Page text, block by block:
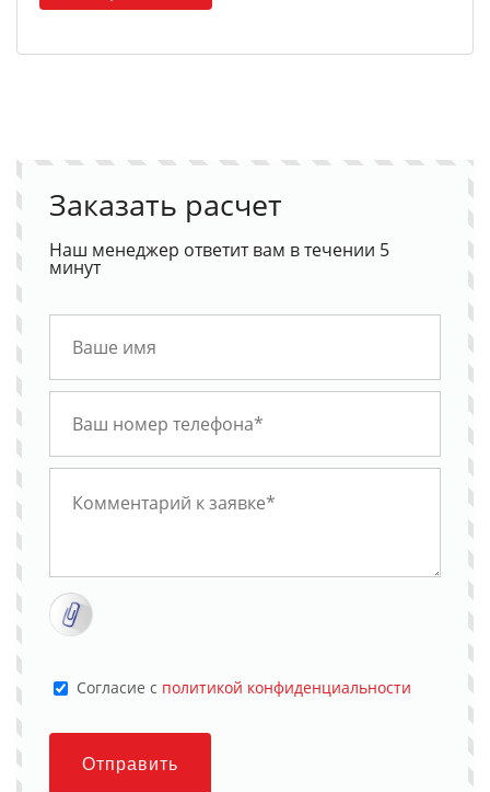
Заказать расчет
Наш менеджер ответит вам в течении 5
минут
Cогласие с политикой конфиденциальности
Отправить